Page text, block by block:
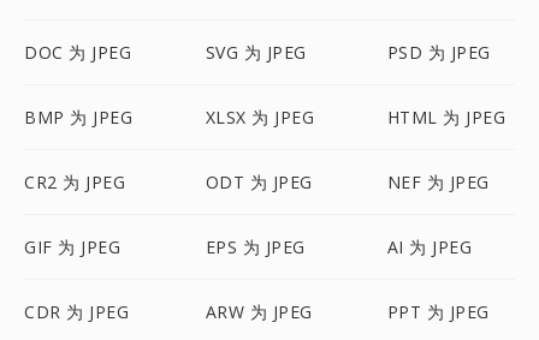
DOC 为 JPEG SVG 为 JPEG PSD 为 JPEG
BMP 为 JPEG XLSX 为 JPEG HTML 为 JPEG
CR2 为 JPEG ODT 为 JPEG NEF 为 JPEG
GIF 为 JPEG EPS 为 JPEG AI 为 JPEG
CDR 为 JPEG ARW 为 JPEG PPT 为 JPEG